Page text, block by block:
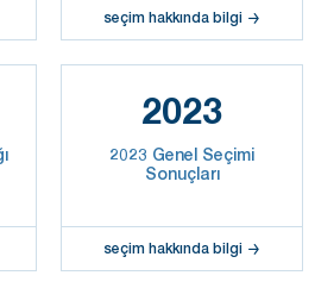
seçim hakkında bilgi
2023
2023 Genel Seçimi
Sonuçları
seçim hakkında bilgi